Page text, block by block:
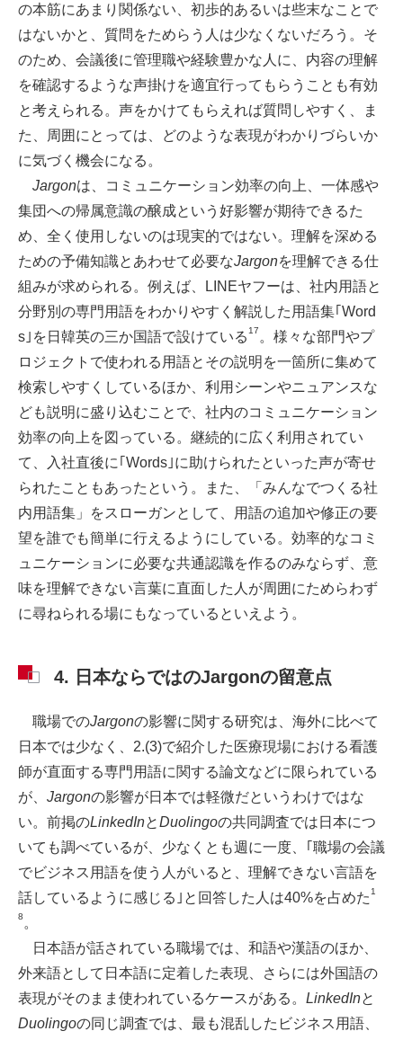
の本筋にあまり関係ない、初歩的あるいは些末なことで
はないかと、質問をためらう人は少なくないだろう。そ
のため、会議後に管理職や経験豊かな人に、内容の理解
を確認するような声掛けを適宜行ってもらうことも有効
と考えられる。声をかけてもらえれば質問しやすく、ま
た、周囲にとっては、どのような表現がわかりづらいか
に気づく機会になる。
Jargonは、コミュニケーション効率の向上、一体感や
集団への帰属意識の醸成という好影響が期待できるた
め、全く使用しないのは現実的ではない。理解を深める
ための予備知識とあわせて必要なJargonを理解できる仕
組みが求められる。例えば、LINEヤフーは、社内用語と
分野別の専門用語をわかりやすく解説した用語集｢Word
s｣を日韓英の三か国語で設けている 17 。様々な部門やプ
ロジェクトで使われる用語とその説明を一箇所に集めて
検索しやすくしているほか、利用シーンやニュアンスな
ども説明に盛り込むことで、社内のコミュニケーション
効率の向上を図っている。継続的に広く利用されてい
て、入社直後に｢Words｣に助けられたといった声が寄せ
られたこともあったという。また、「みんなでつくる社
内用語集」をスローガンとして、用語の追加や修正の要
望を誰でも簡単に行えるようにしている。効率的なコミ
ュニケーションに必要な共通認識を作るのみならず、意
味を理解できない言葉に直面した人が周囲にためらわず
に尋ねられる場にもなっているといえよう。
4. 日本ならではのJargonの留意点
職場でのJargonの影響に関する研究は、海外に比べて
日本では少なく、2.(3)で紹介した医療現場における看護
師が直面する専門用語に関する論文などに限られている
が、 Jargonの影響が日本では軽微だというわけではな
い。前掲のLinkedInとDuolingoの共同調査では日本につ
いても調べているが、少なくとも週に⼀度、｢職場の会議
でビジネス⽤語を使う⼈がいると、理解できない⾔語を
話しているように感じる｣と回答した人は40%を占めた 1
8 。
日本語が話されている職場では、和語や漢語のほか、
外来語として日本語に定着した表現、さらには外国語の
表現がそのまま使われているケースがある。 LinkedInと
Duolingoの同じ調査では、最も混乱したビジネス用語、